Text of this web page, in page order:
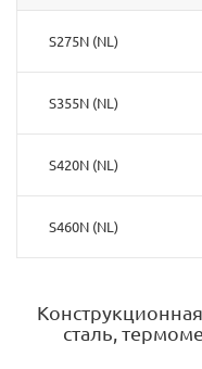
S275N (NL)
S355N (NL)
S420N (NL)
S460N (NL)
сталь,